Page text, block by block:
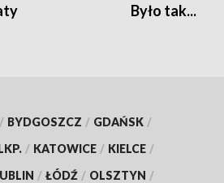
Było tak...
/ BYDGOSZCZ / GDAŃSK /
/ KATOWICE / KIELCE /
/ ŁÓDŹ / OLSZTYN /